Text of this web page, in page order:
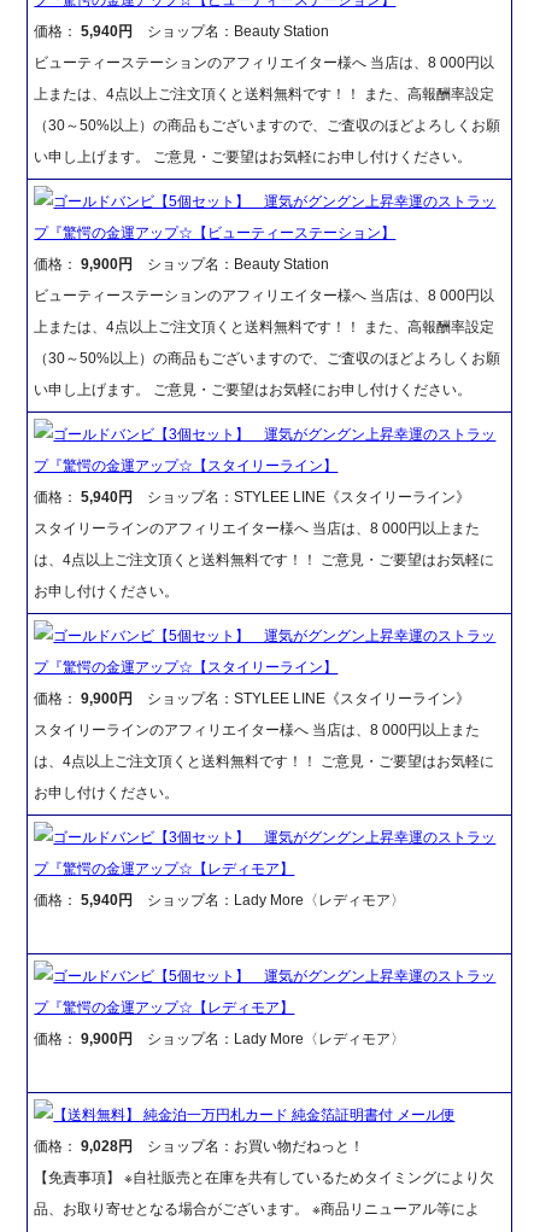
価格：5,940円
ショップ名：Beauty Station
ビューティーステーションのアフィリエイター様へ 当店は、8 000円以
上または、4点以上ご注文頂くと送料無料です！！ また、高報酬率設定
（30～50%以上）の商品もございますので、ご査収のほどよろしくお願
い申し上げます。 ご意見・ご要望はお気軽にお申し付けください。
ゴールドバンビ【5個セット】 運気がグングン上昇幸運のストラッ
プ『驚愕の金運アップ☆【ビューティーステーション】
価格：9,900円
ショップ名：Beauty Station
ビューティーステーションのアフィリエイター様へ 当店は、8 000円以
上または、4点以上ご注文頂くと送料無料です！！ また、高報酬率設定
（30～50%以上）の商品もございますので、ご査収のほどよろしくお願
い申し上げます。 ご意見・ご要望はお気軽にお申し付けください。
ゴールドバンビ【3個セット】 運気がグングン上昇幸運のストラッ
プ『驚愕の金運アップ☆【スタイリーライン】
価格：5,940円
ショップ名：STYLEE LINE《スタイリーライン》
スタイリーラインのアフィリエイター様へ 当店は、8 000円以上また
は、4点以上ご注文頂くと送料無料です！！ ご意見・ご要望はお気軽に
お申し付けください。
ゴールドバンビ【5個セット】 運気がグングン上昇幸運のストラッ
プ『驚愕の金運アップ☆【スタイリーライン】
価格：9,900円
ショップ名：STYLEE LINE《スタイリーライン》
スタイリーラインのアフィリエイター様へ 当店は、8 000円以上また
は、4点以上ご注文頂くと送料無料です！！ ご意見・ご要望はお気軽に
お申し付けください。
ゴールドバンビ【3個セット】 運気がグングン上昇幸運のストラッ
プ『驚愕の金運アップ☆【レディモア】
価格：5,940円 ショップ名：Lady More〈レディモア〉
ゴールドバンビ【5個セット】 運気がグングン上昇幸運のストラッ
プ『驚愕の金運アップ☆【レディモア】
価格：9,900円 ショップ名：Lady More〈レディモア〉
【送料無料】 純金泊一万円札カード 純金箔証明書付 メール便
価格：9,028円
ショップ名：お買い物だねっと！
【免責事項】 ※自社販売と在庫を共有しているためタイミングにより欠
品、お取り寄せとなる場合がございます。 ※商品リニューアル等によ